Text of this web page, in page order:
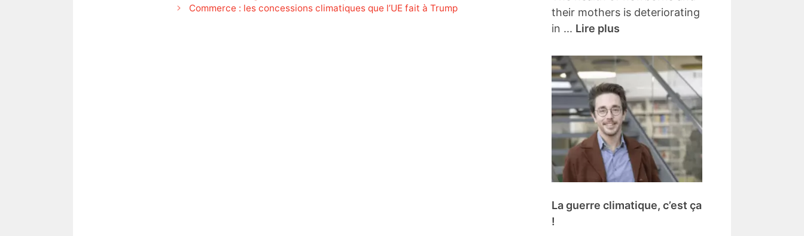
Commerce : les concessions climatiques que l’UE fait à Trump
their mothers is deteriorating
in ... Lire plus
La guerre climatique, c’est ça
!